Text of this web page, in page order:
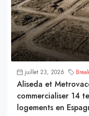
juillet 23, 2026
Aliseda et
commercialiser 14
logements en